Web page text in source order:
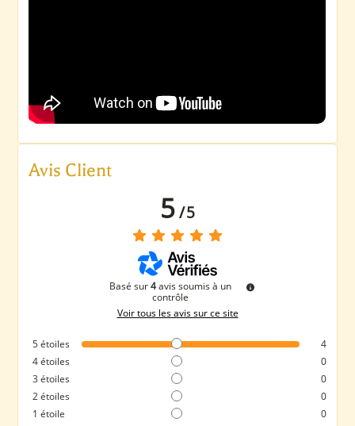
Avis Client
5/5
Basé sur4avis soumis à un
contrôle
Voir tous les avis sur ce site
5étoiles
4
4étoiles
0
3étoiles
0
2étoiles
0
1étoile 0